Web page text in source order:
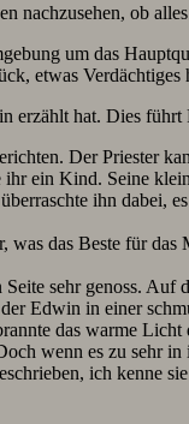
nachzusehen, ob
um das
etwas Verdächtiges
erzählt hat. Dies
Der Priester
ein Kind. Seine
ihn
das Beste für
sehr genoss.
Edwin in einer
das warme
wenn es zu sehr
ich kenne